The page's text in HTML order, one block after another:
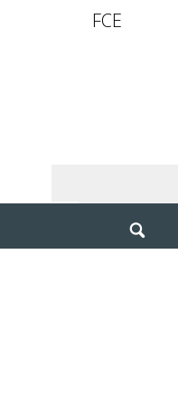
FCE